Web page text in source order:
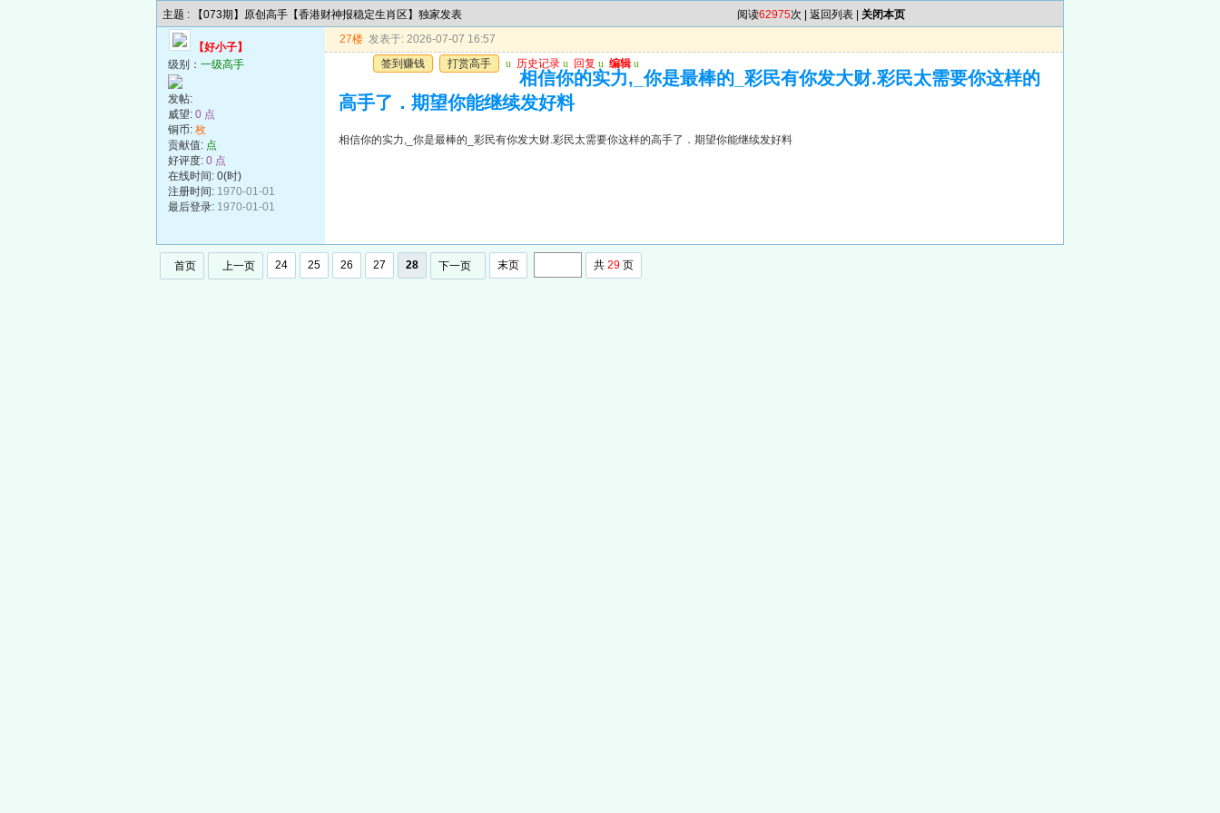
主题 : 【073期】原创高手【香港财神报稳定生肖区】独家发表 阅读62975次 | 返回列表 关闭本页
【好小子】
级别： 一级高手
发帖:
威望: 0 点
铜币: 枚
贡献值: 点
好评度: 0 点
在线时间: 0(时)
注册时间: 1970-01-01
最后登录: 1970-01-01
27楼 发表于: 2026-07-07 16:57
签到赚钱
打赏高手 u 历史记录 u 回复 u 编辑 u
相信你的实力,_你是最棒的_彩民有你发大财.彩民太需要你这样的
高手了．期望你能继续发好料
相信你的实力,_你是最棒的_彩民有你发大财.彩民太需要你这样的高手了．期望你能继续发好料
首页 上一页 24 25 26 27 28 下一页 末页 共 29 页